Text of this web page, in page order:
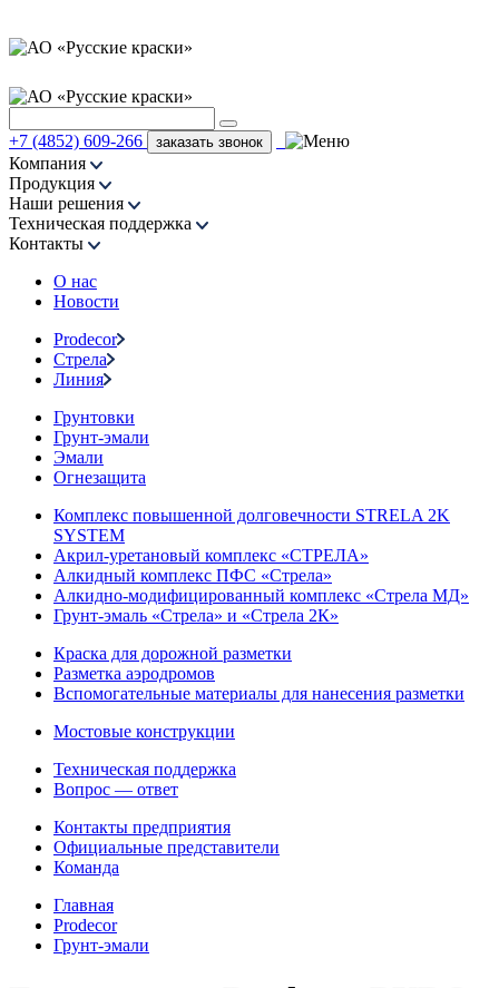
+7 (4852) 609-266 заказать звонок
Компания
Продукция
Наши решения
Техническая поддержка
Контакты
О нас
Новости
Prodecor
Стрела
Линия
Грунтовки
Грунт-эмали
Эмали
Огнезащита
Комплекс повышенной долговечности STRELA 2K
SYSTEM
Акрил-уретановый комплекс «СТРЕЛА»
Алкидный комплекс ПФС «Стрела»
Алкидно-модифицированный комплекс «Стрела МД»
Грунт-эмаль «Стрела» и «Стрела 2К»
Краска для дорожной разметки
Разметка аэродромов
Вспомогательные материалы для нанесения разметки
Мостовые конструкции
Техническая поддержка
Вопрос — ответ
Контакты предприятия
Официальные представители
Команда
Главная
Prodecor
Грунт-эмали